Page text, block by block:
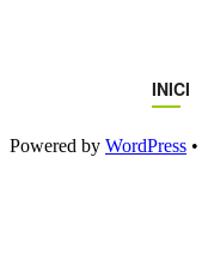
Powered by WordPress •